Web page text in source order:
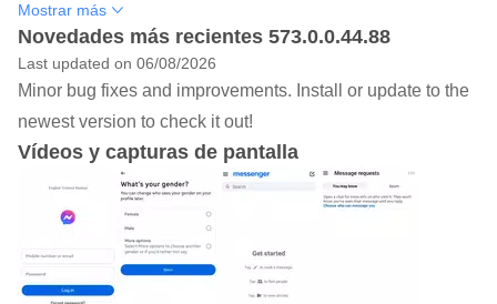
GIF y reacciones.
Realiza llamadas de voz y videollamadas directamente
desde cada chat.
Comparte fotos en alta definición y crea álbumes
compartidos en grupos.
Envía archivos de hasta 100 MB, incluidos Word, PDF y
Edita mensajes recientes y usa mensajes temporales
Mostrar más
Novedades más recientes 573.0.0.44.88
Last updated on 06/08/2026
Minor bug fixes and improvements. Install or update to the
newest version to check it out!
Vídeos y capturas de pantalla